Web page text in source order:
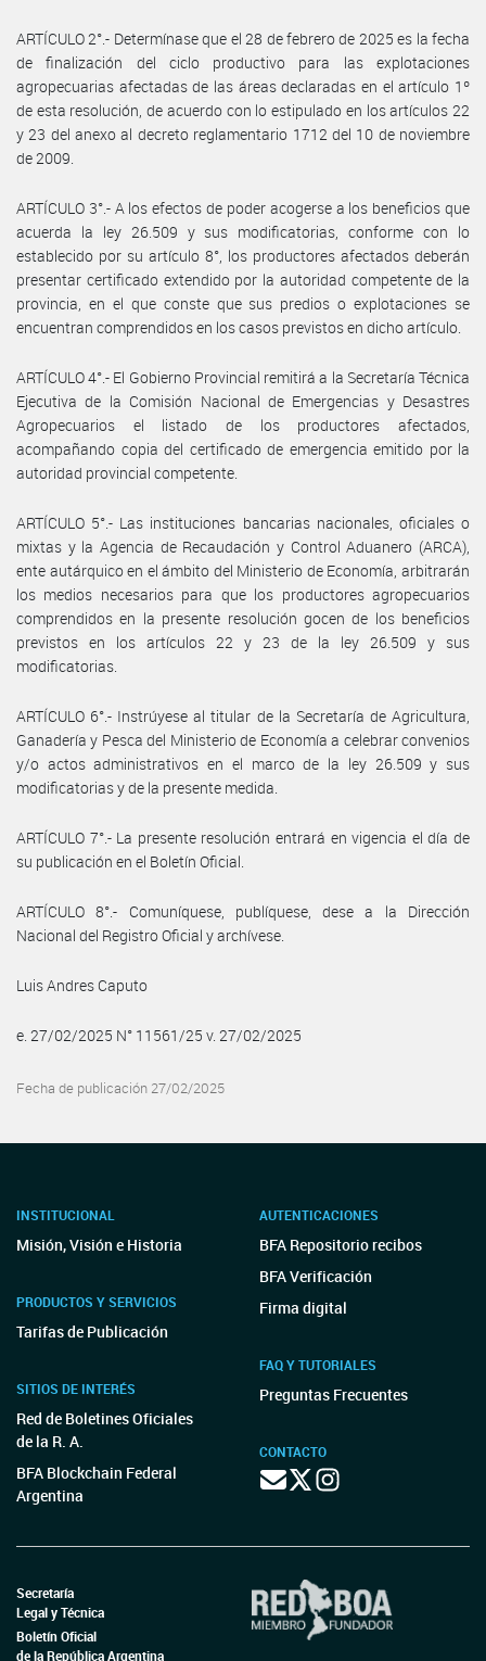
ARTÍCULO 2°.- Determínase que el 28 de febrero de 2025 es la fecha
de finalización del ciclo productivo para las explotaciones
agropecuarias afectadas de las áreas declaradas en el artículo 1º
de esta resolución, de acuerdo con lo estipulado en los artículos 22
y 23 del anexo al decreto reglamentario 1712 del 10 de noviembre
de 2009.
ARTÍCULO 3°.- A los efectos de poder acogerse a los beneficios que
acuerda la ley 26.509 y sus modificatorias, conforme con lo
establecido por su artículo 8°, los productores afectados deberán
presentar certificado extendido por la autoridad competente de la
provincia, en el que conste que sus predios o explotaciones se
encuentran comprendidos en los casos previstos en dicho artículo.
ARTÍCULO 4°.- El Gobierno Provincial remitirá a la Secretaría Técnica
Ejecutiva de la Comisión Nacional de Emergencias y Desastres
Agropecuarios el listado de los productores afectados,
acompañando copia del certificado de emergencia emitido por la
autoridad provincial competente.
ARTÍCULO 5°.- Las instituciones bancarias nacionales, oficiales o
mixtas y la Agencia de Recaudación y Control Aduanero (ARCA),
ente autárquico en el ámbito del Ministerio de Economía, arbitrarán
los medios necesarios para que los productores agropecuarios
comprendidos en la presente resolución gocen de los beneficios
previstos en los artículos 22 y 23 de la ley 26.509 y sus
modificatorias.
ARTÍCULO 6°.- Instrúyese al titular de la Secretaría de Agricultura,
Ganadería y Pesca del Ministerio de Economía a celebrar convenios
y/o actos administrativos en el marco de la ley 26.509 y sus
modificatorias y de la presente medida.
ARTÍCULO 7°.- La presente resolución entrará en vigencia el día de
su publicación en el Boletín Oficial.
ARTÍCULO 8°.- Comuníquese, publíquese, dese a la Dirección
Nacional del Registro Oficial y archívese.
Luis Andres Caputo
e. 27/02/2025 N° 11561/25 v. 27/02/2025
Fecha de publicación 27/02/2025
INSTITUCIONAL
Misión, Visión e Historia
PRODUCTOS Y SERVICIOS
Tarifas de Publicación
SITIOS DE INTERÉS
Red de Boletines Oficiales
de la R. A.
BFA Blockchain Federal
Argentina
AUTENTICACIONES
BFA Repositorio recibos
BFA Verificación
Firma digital
FAQ Y TUTORIALES
Preguntas Frecuentes
CONTACTO
Secretaría
Legal y Técnica
Boletín Oficial
de la República Argentina